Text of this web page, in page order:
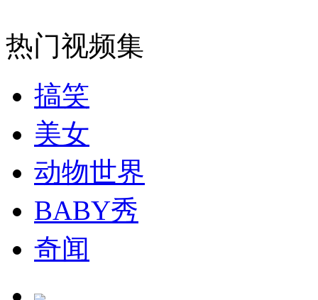
消防员救轻生者 花炮节热闹非凡
纽约上演“枕头大战”
司机酒驾遇交警 急速倒车逃窜
热门视频集
搞笑
美女
动物世界
BABY秀
奇闻